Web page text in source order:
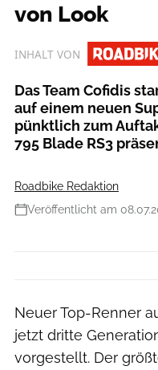
von Look
INHALT VON
Das Team Cofidis
auf einem neuen
pünktlich zum
795 Blade RS3
Roadbike Redaktion
Veröffentlicht am
Neuer Top-Renner
jetzt dritte
vorgestellt. Der